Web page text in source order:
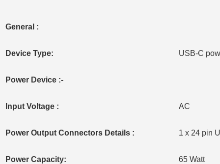
General :
Device Type: USB-C
Power Device :-
Input Voltage : AC
Power Output Connectors Details : 1 x 24 pin
Power Capacity: 65 Watt